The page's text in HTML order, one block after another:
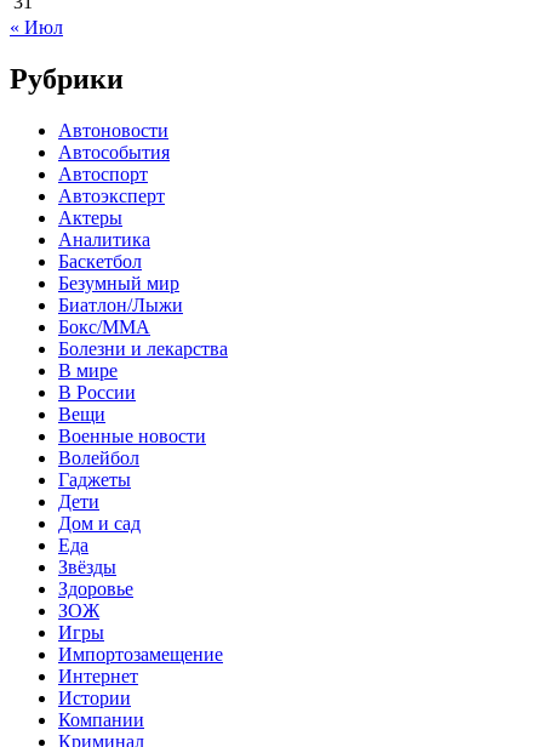
« Июл
Рубрики
Автоновости
Автособытия
Автоспорт
Автоэксперт
Актеры
Аналитика
Баскетбол
Безумный мир
Биатлон/Лыжи
Бокс/MMA
Болезни и лекарства
В мире
В России
Вещи
Военные новости
Волейбол
Гаджеты
Дети
Дом и сад
Еда
Звёзды
Здоровье
ЗОЖ
Игры
Импортозамещение
Интернет
Истории
Компании
Криминал